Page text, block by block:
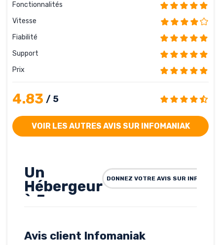
Fonctionnalités
Vitesse
Fiabilité
Support
Prix
4.83 / 5
VOIR LES AUTRES AVIS SUR INFOMANIAK
Un
Hébergeur
à 5
Rédigé par Roger, le 20-
DONNEZ VOTRE AVIS SUR
Avis client Infomaniak